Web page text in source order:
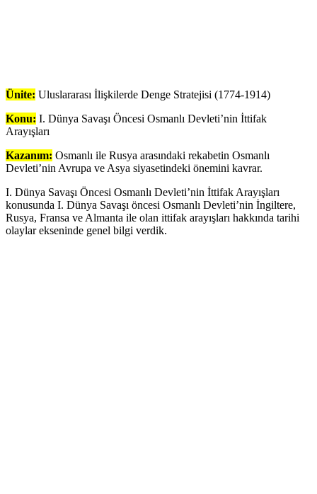
Ünite: Uluslararası İlişkilerde Denge Stratejisi (1774-1914)
Konu: I. Dünya Savaşı Öncesi Osmanlı Devleti’nin İttifak
Arayışları
Kazanım: Osmanlı ile Rusya arasındaki rekabetin Osmanlı
Devleti’nin Avrupa ve Asya siyasetindeki önemini kavrar.
I. Dünya Savaşı Öncesi Osmanlı Devleti’nin İttifak Arayışları
konusunda I. Dünya Savaşı öncesi Osmanlı Devleti’nin İngiltere,
Rusya, Fransa ve Almanta ile olan ittifak arayışları hakkında tarihi
olaylar ekseninde genel bilgi verdik.